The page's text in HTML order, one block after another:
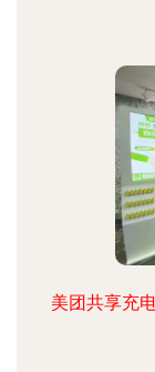
美团共享充